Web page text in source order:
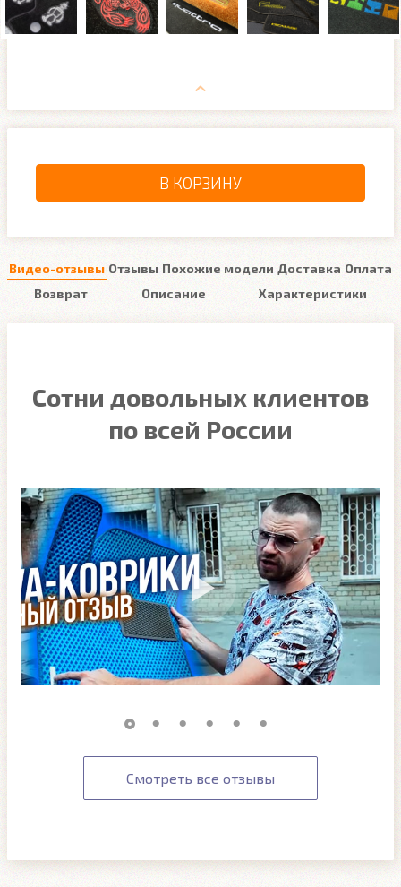
В КОРЗИНУ
Видео-отзывы Отзывы Похожие модели Доставка Оплата
Возврат
Описание Характеристики
Сотни довольных клиентов
по всей России
Смотреть все отзывы